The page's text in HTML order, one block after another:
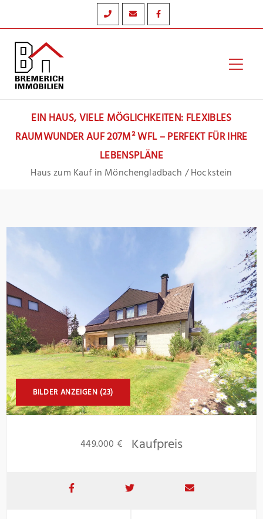
Inhalt
springen
EIN HAUS, VIELE MÖGLICHKEITEN: FLEXIBLES
RAUMWUNDER AUF 207M² WFL – PERFEKT FÜR IHRE
LEBENSPLÄNE
Haus zum Kauf in Mönchengladbach / Hockstein
BILDER ANZEIGEN (23)
449.000 € Kaufpreis